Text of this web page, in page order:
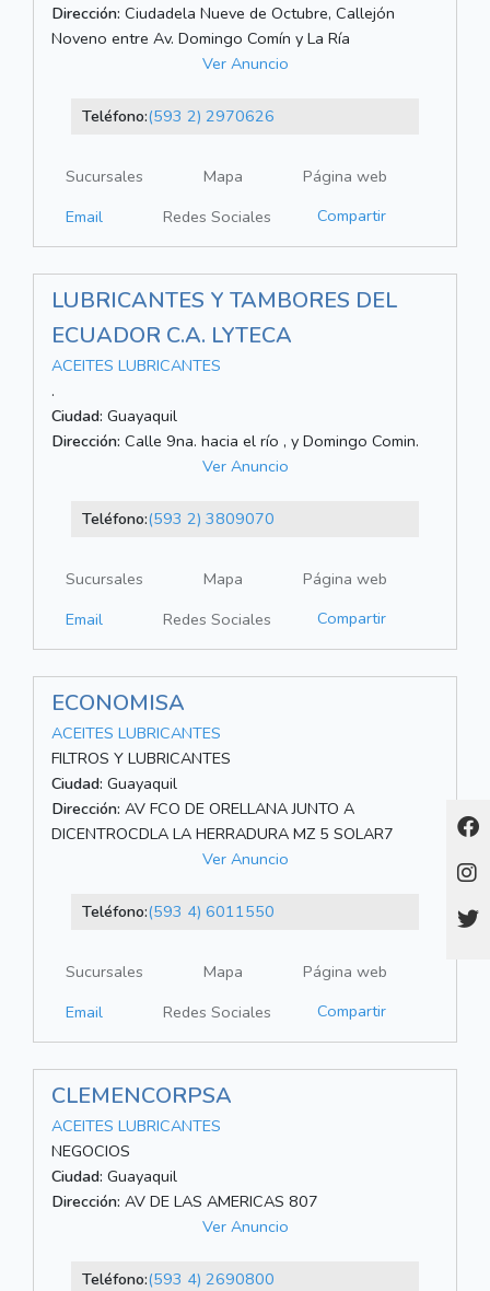
Dirección: Ciudadela Nueve de Octubre, Callejón
Noveno entre Av. Domingo Comín y La Ría
Ver Anuncio
Teléfono:(593 2) 2970626
Sucursales Mapa
Página web
Email
Redes Sociales Compartir
LUBRICANTES Y TAMBORES DEL
ECUADOR C.A. LYTECA
ACEITES LUBRICANTES
.
Ciudad: Guayaquil
Dirección: Calle 9na. hacia el río , y Domingo Comin.
Ver Anuncio
Teléfono:(593 2) 3809070
Sucursales Mapa
Página web
Email
Redes Sociales Compartir
ECONOMISA
ACEITES LUBRICANTES
FILTROS Y LUBRICANTES
Ciudad: Guayaquil
Dirección: AV FCO DE ORELLANA JUNTO A
DICENTROCDLA LA HERRADURA MZ 5 SOLAR7
Ver Anuncio
Teléfono:(593 4) 6011550
Sucursales Mapa
Página web
Email
Redes Sociales Compartir
CLEMENCORPSA
ACEITES LUBRICANTES
NEGOCIOS
Ciudad: Guayaquil
Dirección: AV DE LAS AMERICAS 807
Ver Anuncio
Teléfono:(593 4) 2690800